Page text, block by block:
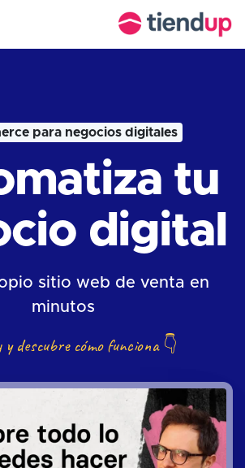
para negocios digitales
tu
digital
sitio web de venta en
minutos
y descubre cómo funciona 👇